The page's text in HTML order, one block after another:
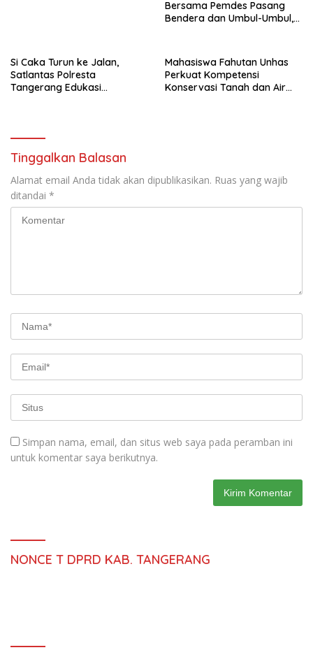
Bersama Pemdes Pasang
Bendera dan Umbul-Umbul,
Kebangsaan
Si Caka Turun ke Jalan,
Satlantas Polresta
Tangerang Edukasi
Mahasiswa Fahutan Unhas
Perkuat Kompetensi
Konservasi Tanah dan Air
Tinggalkan Balasan
Alamat email Anda tidak akan dipublikasikan. Ruas yang wajib
ditandai *
Simpan nama, email, dan situs web saya pada peramban ini
untuk komentar saya berikutnya.
NONCE T DPRD KAB. TANGERANG